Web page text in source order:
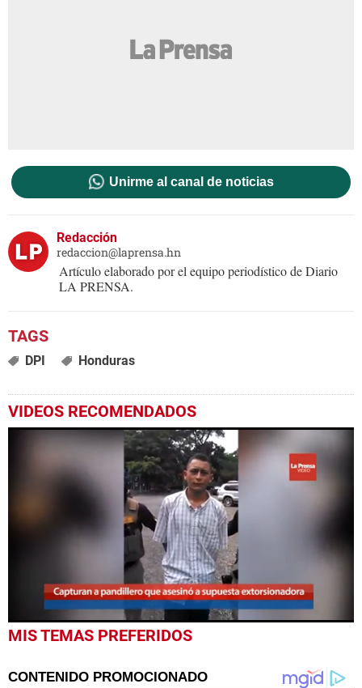
Unirme al canal de noticias
Redacción
redaccion@laprensa.hn
Artículo elaborado por el equipo periodístico de Diario
LA PRENSA.
DPI Honduras
VIDEOS RECOMENDADOS
0
seconds
seconds
MIS TEMAS PREFERIDOS